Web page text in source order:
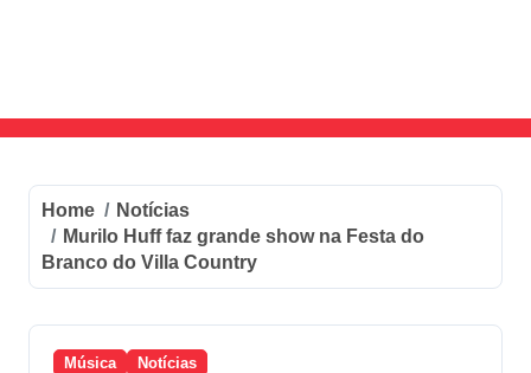
Home
Notícias
Murilo Huff faz grande show na Festa do
Branco do Villa Country
Música Notícias